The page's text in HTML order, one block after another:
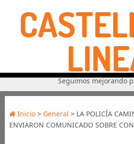
Seguimos mejorando
Inicio> General > LA POLICÍA
ENVIARON COMUNICADO SOBRE